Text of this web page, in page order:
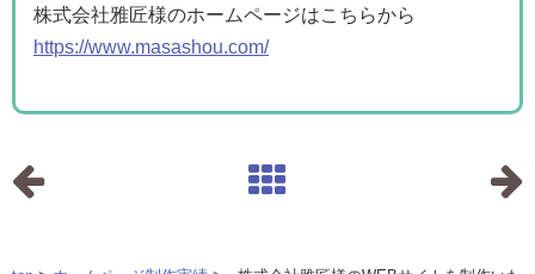
株式会社雅匠様のホームページはこちらから
https://www.masashou.com/